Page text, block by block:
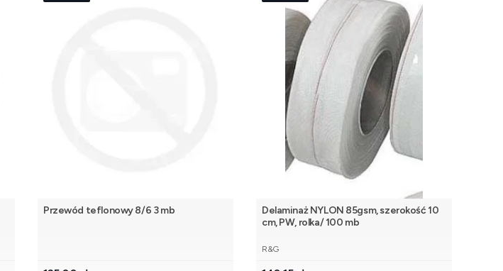
Przewód teflonowy 8/6 3 mb
Delaminaż NYLON 85gsm, szerokość 10
cm, PW, rolka/ 100 mb
PRODUCENT
R&G